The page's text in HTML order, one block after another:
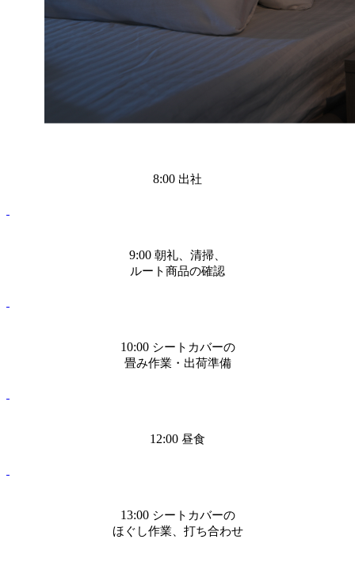
8:00 出社
9:00 朝礼、清掃、
ルート商品の確認
10:00 シートカバーの
畳み作業・出荷準備
12:00 昼食
13:00 シートカバーの
ほぐし作業、打ち合わせ